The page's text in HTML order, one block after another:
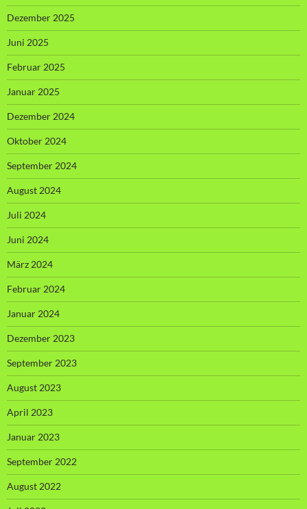
Dezember 2025
Juni 2025
Februar 2025
Januar 2025
Dezember 2024
Oktober 2024
September 2024
August 2024
Juli 2024
Juni 2024
März 2024
Februar 2024
Januar 2024
Dezember 2023
September 2023
August 2023
April 2023
Januar 2023
September 2022
August 2022